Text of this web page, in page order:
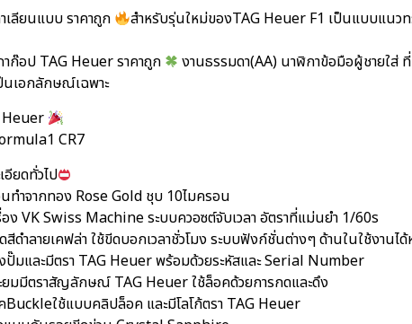
เลียนแบบ ราคาถูก
สำหรับรุ่นใหม่ของTAG Heuer F1 เป็นแบบแนว
ก๊อป TAG Heuer ราคาถูก
งานธรรมดา(AA) นาฬิกาข้อมือผู้ชายใส่
นเอกลักษณ์เฉพาะ
Heuer
CR7
อียดทั่วไป
นทำจากทอง Rose Gold ชุบ 10ไมครอน
อง VK Swiss Machine ระบบควอซต์จับเวลา อัตราที่แม่นยำ 1/60s
สีดำลายเคฟล่า ใช้ขีดบอกเวลาชั่วโมง ระบบฟังก์ชั่นต่างๆ ด้านในใช้งานไ
ปั๊มและมีตรา TAG Heuer พร้อมด้วยระหัสและ Serial Number
ยมมีตราสัญลักษณ์ TAG Heuer ใช้ล็อคด้วยการกดและดึง
Buckleใช้แบบคลิปล็อค และมีโลโก้ตรา TAG Heuer